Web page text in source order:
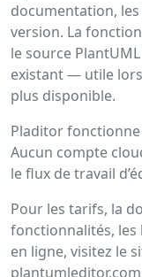
documentation,
version. La
le source
existant — utile
plus disponible.
Pladitor
Aucun compte
le flux de travail
Pour les tarifs, la
fonctionnalités, les
en ligne, visitez le